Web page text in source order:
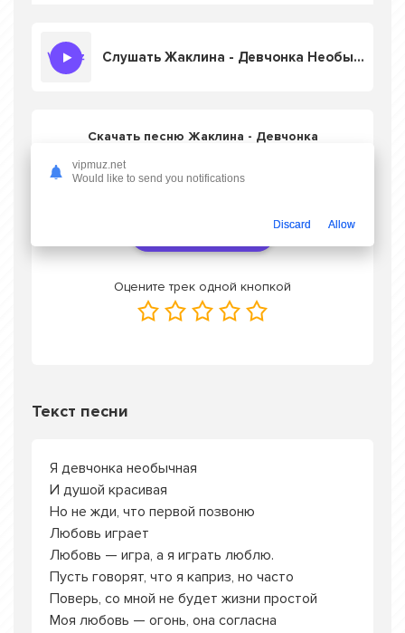
Слушать Жаклина - Девчонка Необычная
Скачать песню Жаклина - Девчонка
бесплатно
Оцените трек одной кнопкой
Текст песни
Я девчонка необычная
И душой красивая
Но не жди, что первой позвоню
Любовь играет
Любовь — игра, а я играть люблю.
Пусть говорят, что я каприз, но часто
Поверь, со мной не будет жизни простой
Моя любовь — огонь, она согласна
vipmuz.net
Would like to send you notifications
Discard Allow